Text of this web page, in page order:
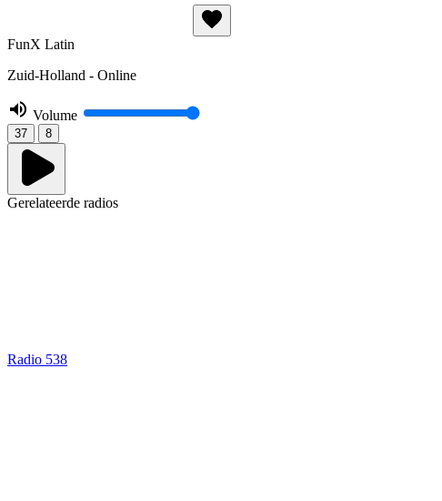
FunX Latin
Zuid-Holland - Online
Volume
37 8
Gerelateerde radios
Radio 538